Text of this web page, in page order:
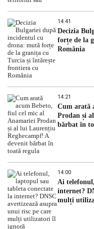
14:41
Decizia
forțe de la
România
14:21
Cum arată
Prodan și
bărbat în
14:00
Ai
internet?
mulți